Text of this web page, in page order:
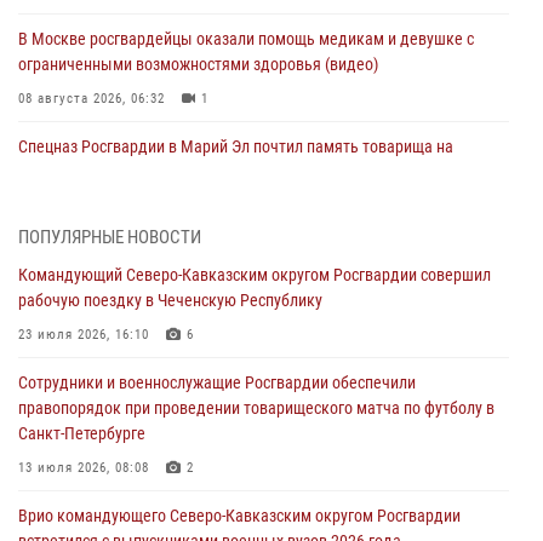
В Москве росгвардейцы оказали помощь медикам и девушке с
ограниченными возможностями здоровья (видео)
08 августа 2026, 06:32 1
Спецназ Росгвардии в Марий Эл почтил память товарища на
турнирами, мастер-классами и легкоатлетическими забегами
08 августа 2026, 06:03
региональные газеты и поддержку земляков
08 августа 2026, 05:00
Кинологи Росгвардии со всей страны приступили к новому курсу
08 августа 2026, 05:00 3
ПОПУЛЯРНЫЕ НОВОСТИ
Командующий Северо-Кавказским округом Росгвардии совершил
рабочую поездку в Чеченскую Республику
23 июля 2026, 16:10 6
Сотрудники и военнослужащие Росгвардии обеспечили
правопорядок при проведении товарищеского матча по футболу в
Санкт-Петербурге
13 июля 2026, 08:08 2
Врио командующего Северо-Кавказским округом Росгвардии